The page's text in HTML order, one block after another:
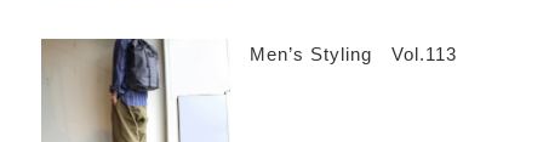
Men’s Styling Vol.113